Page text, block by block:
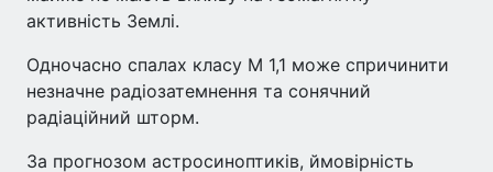
активність Землі.
Одночасно спалах класу М 1,1 може спричинити
незначне радіозатемнення та сонячний
радіаційний шторм.
За прогнозом астросиноптиків, ймовірність